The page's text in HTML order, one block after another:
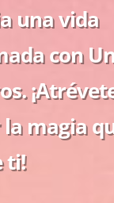
una vida
con
magia
ti!